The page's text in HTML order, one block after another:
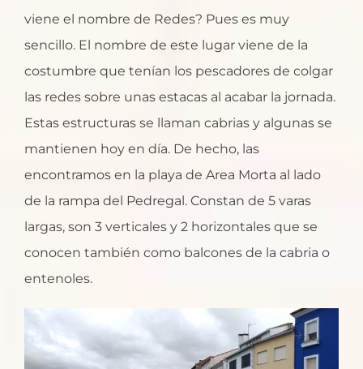
viene el nombre de Redes? Pues es muy
sencillo. El nombre de este lugar viene de la
costumbre que tenían los pescadores de colgar
las redes sobre unas estacas al acabar la jornada.
Estas estructuras se llaman cabrias y algunas se
mantienen hoy en día. De hecho, las
encontramos en la playa de Area Morta al lado
de la rampa del Pedregal. Constan de 5 varas
largas, son 3 verticales y 2 horizontales que se
conocen también como balcones de la cabria o
entenoles.